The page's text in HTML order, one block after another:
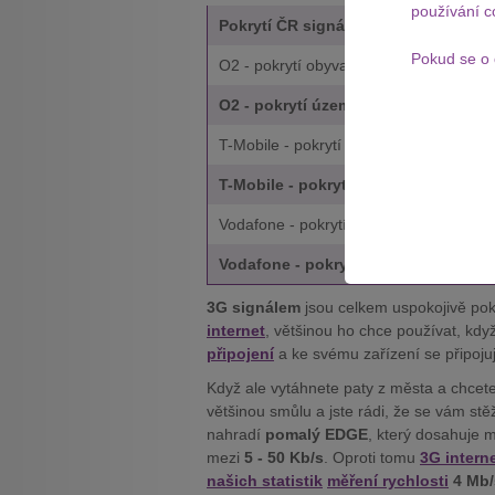
Pokrytí ČR signálem 3G v %
O2 - pokrytí obyvatelstva
O2 - pokrytí území
T-Mobile - pokrytí obyvatelstva
T-Mobile - pokrytí území
Vodafone - pokrytí obyvatelstva
Vodafone - pokrytí území
3G signálem jsou celkem uspokojivě
internet, většinou ho chce používat,
připojení a ke svému zařízení se
Když ale vytáhnete paty z města a
většinou smůlu a jste rádi, že se vám
nahradí pomalý EDGE, který dosahuje
mezi 5 - 50 Kb/s. Oproti tomu 3G
našich statistik měření rychlosti 4
používání
Pokud se o